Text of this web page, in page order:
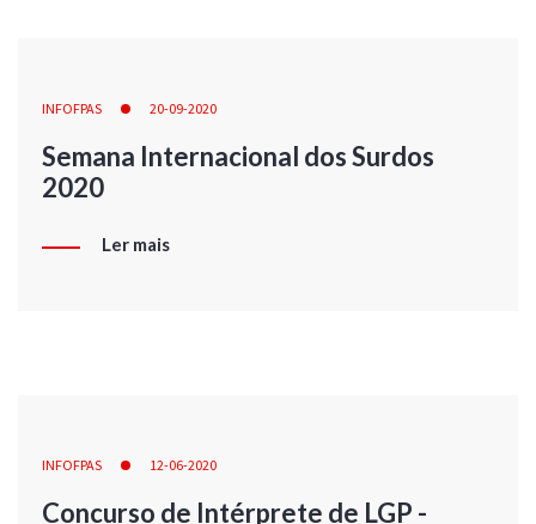
INFOFPAS 20-09-2020
Semana Internacional dos Surdos
2020
Ler mais
INFOFPAS 12-06-2020
Concurso de Intérprete de LGP -